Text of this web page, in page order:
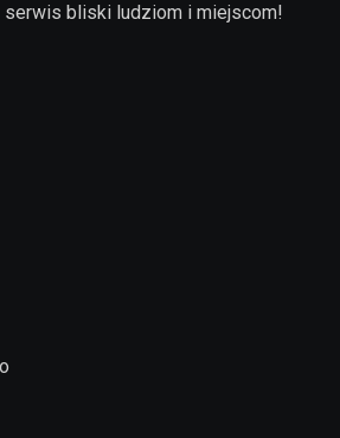
serwis bliski ludziom i miejscom!